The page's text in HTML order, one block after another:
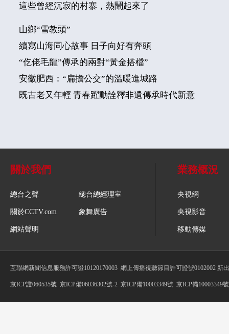
這些曾經沉寂的村寨，熱鬧起來了
山鄉“雪教頭”
續寫山海同心故事 日子向好有奔頭
“仡佬毛龍”傳承的兩對“黃金搭檔”
安徽肥西：“扁擔公交”的溫暖進城路
既古老又年輕 青春躍動詮釋非遺傳承時代新意
關於我們
總台之聲 總台總經理室
關於CCTV.com 象舞廣告
網站聲明
業務概況
央視網
央視影音
移動傳媒
互聯網新聞信息服務許可證10120170003 網上傳播視聽節目許可證號0102002 新
京ICP證060535號 京ICP備06036302號-2 京ICP備10003349號 京ICP備10003349